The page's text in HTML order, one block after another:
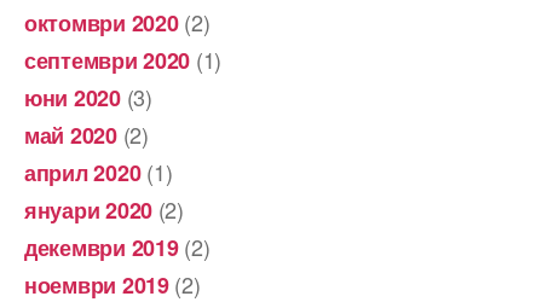
октомври 2020(2)
септември 2020 (1)
юни 2020(3)
май 2020(2)
април 2020(1)
януари 2020 (2)
декември 2019(2)
ноември 2019(2)